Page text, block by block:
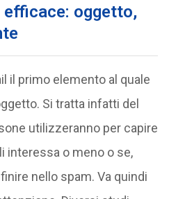
oggetto,
il primo elemento al quale
Si tratta infatti del
utilizzeranno per capire
interessa o meno o se,
nello spam. Va quindi